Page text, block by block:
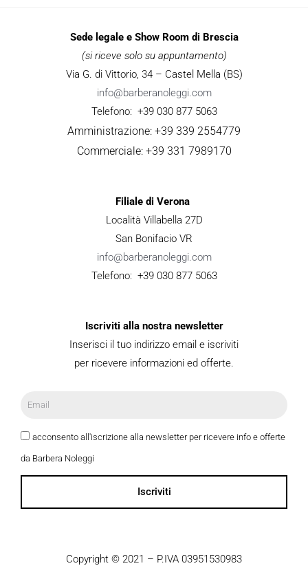
Sede legale e Show Room di Brescia
(si riceve solo su appuntamento)
Via G. di Vittorio, 34 – Castel Mella (BS)
info@barberanoleggi.com
Telefono: +39 030 877 5063
Amministrazione: +39 339 2554779
Commerciale: +39 331 7989170
Filiale di Verona
Località Villabella 27D
San Bonifacio VR
info@barberanoleggi.com
Telefono: +39 030 877 5063
Iscriviti alla nostra newsletter
Inserisci il tuo indirizzo email e iscriviti
per ricevere informazioni ed offerte.
acconsento all'iscrizione alla newsletter per ricevere info e offerte
da Barbera Noleggi
Iscriviti
Copyright © 2021 – P.IVA 03951530983